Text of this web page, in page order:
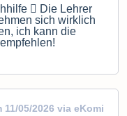
 Die Lehrer
sich wirklich
ich kann die
11/05/2026 via eKomi